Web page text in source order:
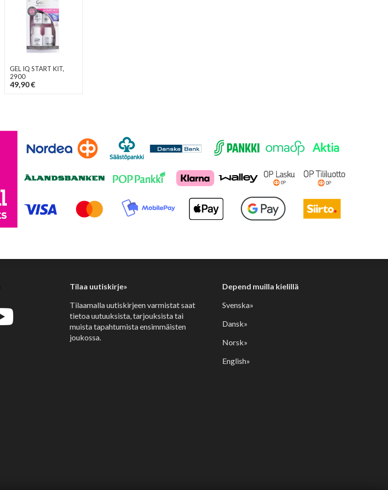
GEL IQ START KIT,
2900
49,90 €
Tilaa uutiskirje»
Tilaamalla uutiskirjeen varmistat saat
tietoa uutuuksista, tarjouksista tai
muista tapahtumista ensimmäisten
joukossa.
Depend muilla kielillä
Svenska»
Dansk»
Norsk»
English»